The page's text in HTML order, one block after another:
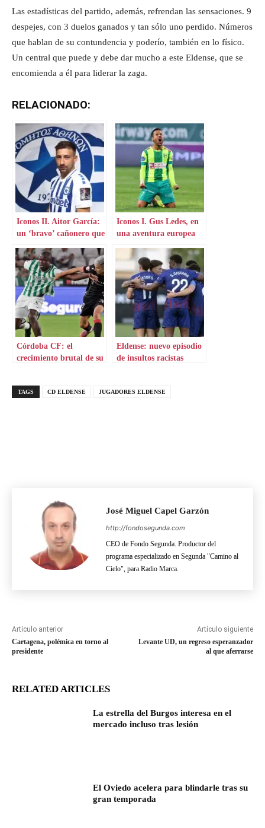
Las estadísticas del partido, además, refrendan las sensaciones. 9
despejes, con 3 duelos ganados y tan sólo uno perdido. Números
que hablan de su contundencia y poderío, también en lo físico.
Un central que puede y debe dar mucho a este Eldense, que se
encomienda a él para liderar la zaga.
RELACIONADO:
Iconos II. Aitor García:
un ‘bravo’ cañonero que
Iconos I. Gus Ledes, en
una aventura europea
Córdoba CF: el
crecimiento brutal de su
Eldense: nuevo episodio
de insultos racistas
TAGS CD ELDENSE JUGADORES ELDENSE
José Miguel Capel Garzón
http://fondosegunda.com
CEO de Fondo Segunda. Productor del
programa especializado en Segunda "Camino al
Cielo", para Radio Marca.
Artículo anterior
Cartagena, polémica en torno al
presidente
Artículo siguiente
Levante UD, un regreso esperanzador
al que aferrarse
RELATED ARTICLES
La estrella del Burgos interesa en el
mercado incluso tras lesión
El Oviedo acelera para blindarle tras su
gran temporada